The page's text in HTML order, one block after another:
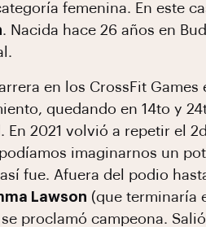
femenina. En este
. Nacida hace 26 años en
en los CrossFit
quedando en 14to y
En 2021 volvió a repetir el
imaginarnos un
fue. Afuera del podio
Lawson (que terminaría
proclamó campeona.